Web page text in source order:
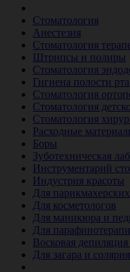
Стоматология
Анестезия
Стоматология
Штрипсы и полиры
Стоматология
Гигиена полости
Стоматология
Стоматология
Стоматология
Расходные
Боры
Зуботехническая
Инструментарий
Индустрия красоты
Для
Для косметологов
Для маникюра и
Для
Восковая
Для загара и солярия